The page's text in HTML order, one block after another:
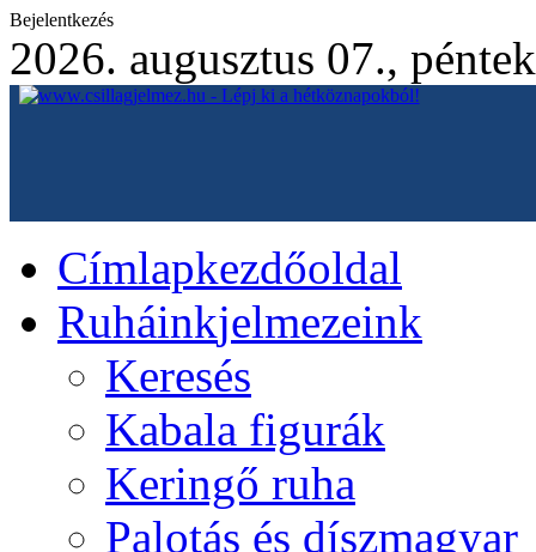
Bejelentkezés
2026. augusztus 07., péntek
Címlapkezdőoldal
Ruháinkjelmezeink
Keresés
Kabala figurák
Keringő ruha
Palotás és díszmagyar